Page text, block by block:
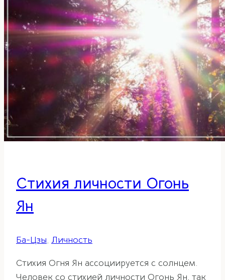
Стихия личности Огонь
Ян
Ба-Цзы, Личность
Стихия Огня Ян ассоциируется с солнцем.
Человек со стихией личности Огонь Ян, так